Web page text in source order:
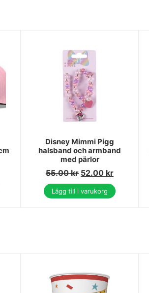
Disney Mimmi Pigg
halsband och armband
med pärlor
55.00kr 52.00 kr
Lägg till i varukorg